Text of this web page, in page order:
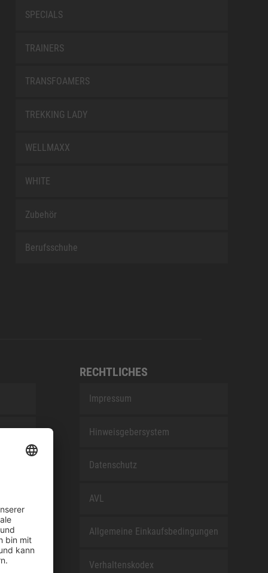
SPECIALS
TRAINERS
TRANSFOAMERS
TREKKING LADY
WELLMAXX
WHITE
Zubehör
Berufsschuhe
RECHTLICHES
Impressum
Hinweisgebersystem
Datenschutz
AVL
Allgemeine Einkaufsbedingungen
Verhaltenskodex